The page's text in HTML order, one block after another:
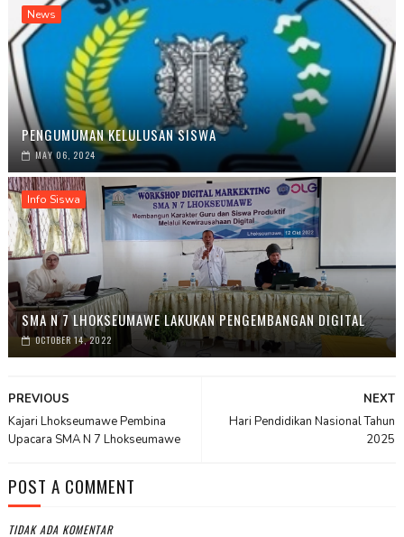
News
PENGUMUMAN KELULUSAN SISWA
MAY 06, 2024
Info Siswa
SMA N 7 LHOKSEUMAWE LAKUKAN PENGEMBANGAN DIGITAL
OCTOBER 14, 2022
NEXT
Hari Pendidikan Nasional Tahun
2025
PREVIOUS
Kajari Lhokseumawe Pembina
Upacara SMA N 7 Lhokseumawe
POST A COMMENT
TIDAK ADA KOMENTAR